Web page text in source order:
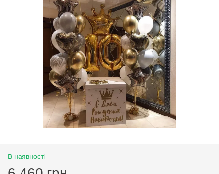
В наявності